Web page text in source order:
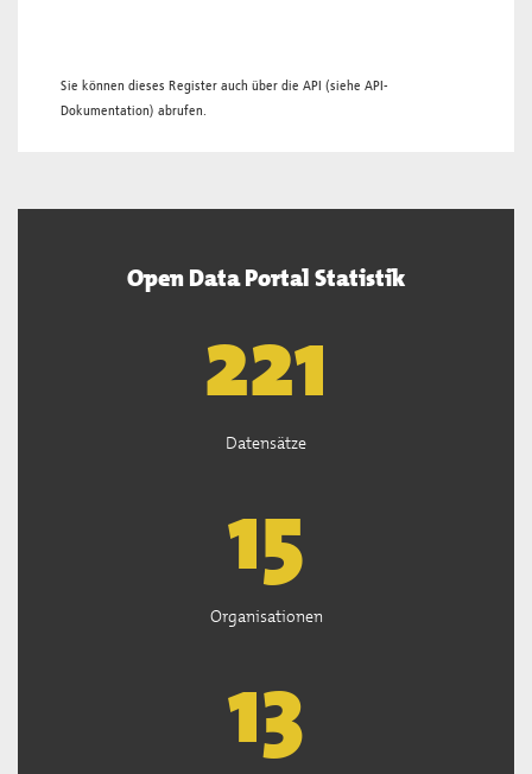
Sie können dieses Register auch über die API (siehe API-
Dokumentation) abrufen.
Open Data Portal Statistik
222
Datensätze
15
Organisationen
13